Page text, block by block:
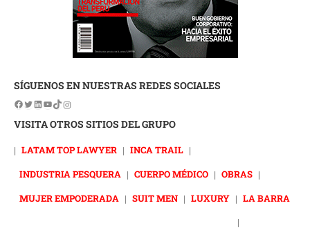
SÍGUENOS EN NUESTRAS REDES SOCIALES
VISITA OTROS SITIOS DEL GRUPO
| LATAM TOP LAWYER | INCA TRAIL |
INDUSTRIA PESQUERA | CUERPO MÉDICO | OBRAS |
MUJER EMPODERADA | SUIT MEN | LUXURY | LA BARRA
|